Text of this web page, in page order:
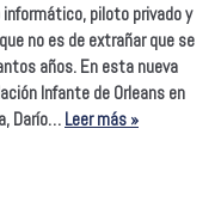
informático, piloto privado y
no es de extrañar que se
años. En esta nueva
Infante de Orleans en
Darío… Leer más »